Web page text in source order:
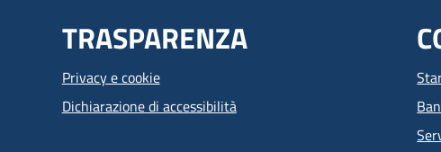
TRASPARENZA
Privacy e cookie
Dichiarazione di accessibilità